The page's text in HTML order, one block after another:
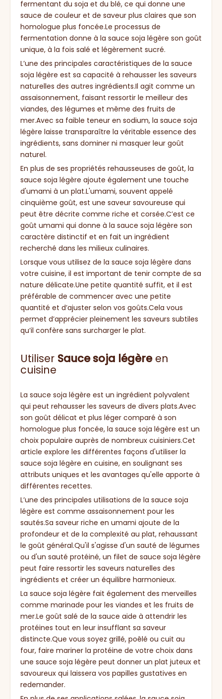
fermentant du soja et du blé, ce qui donne une
sauce de couleur et de saveur plus claires que son
homologue plus foncée.Le processus de
fermentation donne à la sauce soja légère son goût
unique, à la fois salé et légèrement sucré.
L’une des principales caractéristiques de la sauce
soja légère est sa capacité à rehausser les saveurs
naturelles des autres ingrédients.Il agit comme un
assaisonnement, faisant ressortir le meilleur des
viandes, des légumes et même des fruits de
mer.Avec sa faible teneur en sodium, la sauce soja
légère laisse transparaître la véritable essence des
ingrédients, sans dominer ni masquer leur goût
naturel.
En plus de ses propriétés rehausseuses de goût, la
sauce soja légère ajoute également une touche
d'umami à un plat.L'umami, souvent appelé
cinquième goût, est une saveur savoureuse qui
peut être décrite comme riche et corsée.C’est ce
goût umami qui donne à la sauce soja légère son
caractère distinctif et en fait un ingrédient
recherché dans les milieux culinaires.
Lorsque vous utilisez de la sauce soja légère dans
votre cuisine, il est important de tenir compte de sa
nature délicate.Une petite quantité suffit, et il est
préférable de commencer avec une petite
quantité et d’ajuster selon vos goûts.Cela vous
permet d’apprécier pleinement les saveurs subtiles
qu’il confère sans surcharger le plat.
Utiliser Sauce soja légèreen
cuisine
La sauce soja légère est un ingrédient polyvalent
qui peut rehausser les saveurs de divers plats.Avec
son goût délicat et plus léger comparé à son
homologue plus foncée, la sauce soja légère est un
choix populaire auprès de nombreux cuisiniers.Cet
article explore les différentes façons d'utiliser la
sauce soja légère en cuisine, en soulignant ses
attributs uniques et les avantages qu'elle apporte à
différentes recettes.
L’une des principales utilisations de la sauce soja
légère est comme assaisonnement pour les
sautés.Sa saveur riche en umami ajoute de la
profondeur et de la complexité au plat, rehaussant
le goût général.Qu'il s'agisse d'un sauté de légumes
ou d'un sauté protéiné, un filet de sauce soja légère
peut faire ressortir les saveurs naturelles des
ingrédients et créer un équilibre harmonieux.
La sauce soja légère fait également des merveilles
comme marinade pour les viandes et les fruits de
mer.Le goût salé de la sauce aide à attendrir les
protéines tout en leur insufflant sa saveur
distincte.Que vous soyez grillé, poêlé ou cuit au
four, faire mariner la protéine de votre choix dans
une sauce soja légère peut donner un plat juteux et
savoureux qui laissera vos papilles gustatives en
redemander.